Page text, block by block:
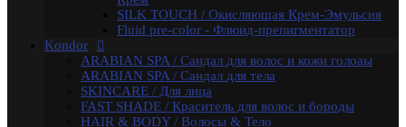
Краска для бровей
Crema Colorante Vit C / Краситель с витамином С
кашемиром и алоэ
Olio Colorante / Масло для окрашивания волос
Delightex / Мультивитаминная защита
Крио Терапия
SPA / Терапия с шелком
Серия против выпадения
SILK TOUCH / Окисляющая Крем-Эмульсия
Fluid pre-color - Флюид-препигментатор
Kondor
ARABIAN SPA / Сандал для волос и кожи голоаы
ARABIAN SPA / Сандал для тела
SKINCARE / Для лица
FAST SHADE / Краситель для волос и бороды
HAIR & BODY / Волосы & Тело